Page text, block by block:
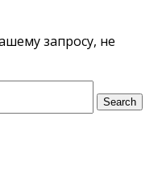
запросу, не
Search